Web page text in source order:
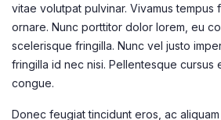
vitae volutpat pulvinar. Vivamus tempus
ornare. Nunc porttitor dolor lorem, eu
scelerisque fringilla. Nunc vel justo
fringilla id nec nisi. Pellentesque cursus
congue.
Donec feugiat tincidunt eros, ac